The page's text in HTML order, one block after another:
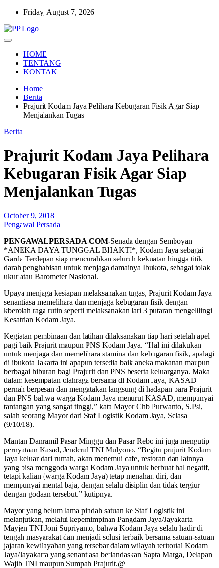
Skip
content
Friday, August 7, 2026
Pengawal Persada
HOME
TENTANG
KONTAK
Home
Berita
Prajurit Kodam Jaya Pelihara Kebugaran Fisik Agar Siap
Menjalankan Tugas
Berita
Prajurit Kodam Jaya Pelihara
Kebugaran Fisik Agar Siap
Menjalankan Tugas
October 9, 2018
Pengawal Persada
PENGAWALPERSADA.COM-Senada dengan Semboyan
*ANEKA DAYA TUNGGAL BHAKTI*, Kodam Jaya sebagai
Garda Terdepan siap mencurahkan seluruh kekuatan hingga titik
darah penghabisan untuk menjaga damainya Ibukota, sebagai tolak
ukur atau Barometer Nasional.
Upaya menjaga kesiapan melaksanakan tugas, Prajurit Kodam Jaya
senantiasa memelihara dan menjaga kebugaran fisik dengan
kberolah raga rutin seperti melaksanakan lari 3 putaran mengelilingi
Kesatrian Kodam Jaya.
Kegiatan pembinaan dan latihan dilaksanakan tiap hari setelah apel
pagi baik Prajurit maupun PNS Kodam Jaya. “Hal ini dilakukan
untuk menjaga dan memelihara stamina dan kebugaran fisik, apalagi
di ibukota Jakarta ini apapun tersedia baik aneka makanan maupun
berbagai hiburan bagi Prajurit dan PNS beserta keluarganya. Maka
dalam kesempatan olahraga bersama di Kodam Jaya, KASAD
pernah berpesan dan mengatakan langsung di hadapan para Prajurit
dan PNS bahwa warga Kodam Jaya menurut KASAD, mempunyai
tantangan yang sangat tinggi,” kata Mayor Chb Purwanto, S.Psi,
salah seorang Mayor dari Staf Logistik Kodam Jaya, Selasa
(9/10/18).
Mantan Danramil Pasar Minggu dan Pasar Rebo ini juga mengutip
pernyataan Kasad, Jenderal TNI Mulyono. “Begitu prajurit Kodam
Jaya keluar dari rumah, akan menemui cafe, restoran dan lainnya
yang bisa menggoda warga Kodam Jaya untuk berbuat hal negatif,
tetapi kalian (warga Kodam Jaya) tetap menahan diri, dan
mempunyai mental baja, dengan selalu disiplin dan tidak tergiur
dengan godaan tersebut,” kutipnya.
Mayor yang belum lama pindah satuan ke Staf Logistik ini
melanjutkan, melalui kepemimpinan Pangdam Jaya/Jayakarta
Mayjen TNI Joni Supriyanto, bahwa Kodam Jaya selalu hadir di
tengah masyarakat dan menjadi solusi terbaik bersama satuan-satuan
jajaran kewilayahan yang tersebar dalam wilayah teritorial Kodam
Jaya/Jayakarta yang senantiasa berlandaskan Sapta Marga, Delapan
Wajib TNI maupun Sumpah Prajurit.@